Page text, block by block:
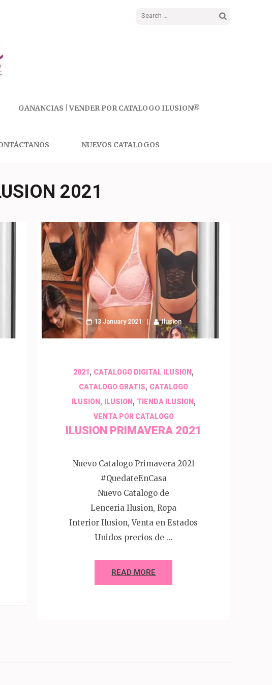
Search
GANANCIAS | VENDER POR CATALOGO ILUSION®
NUEVOS CATALOGOS
2021
13 January 2021 Ilusion
2021, CATALOGO DIGITAL ILUSION ,
CATALOGO GRATIS, CATALOGO
ILUSION, ILUSION, TIENDA ILUSION,
VENTA POR CATALOGO
ILUSION PRIMAVERA 2021
Nuevo Catalogo Primavera 2021
#QuedateEnCasa
Nuevo Catalogo de
Lenceria Ilusion, Ropa
Interior Ilusion, Venta en Estados
Unidos precios de …
READ MORE